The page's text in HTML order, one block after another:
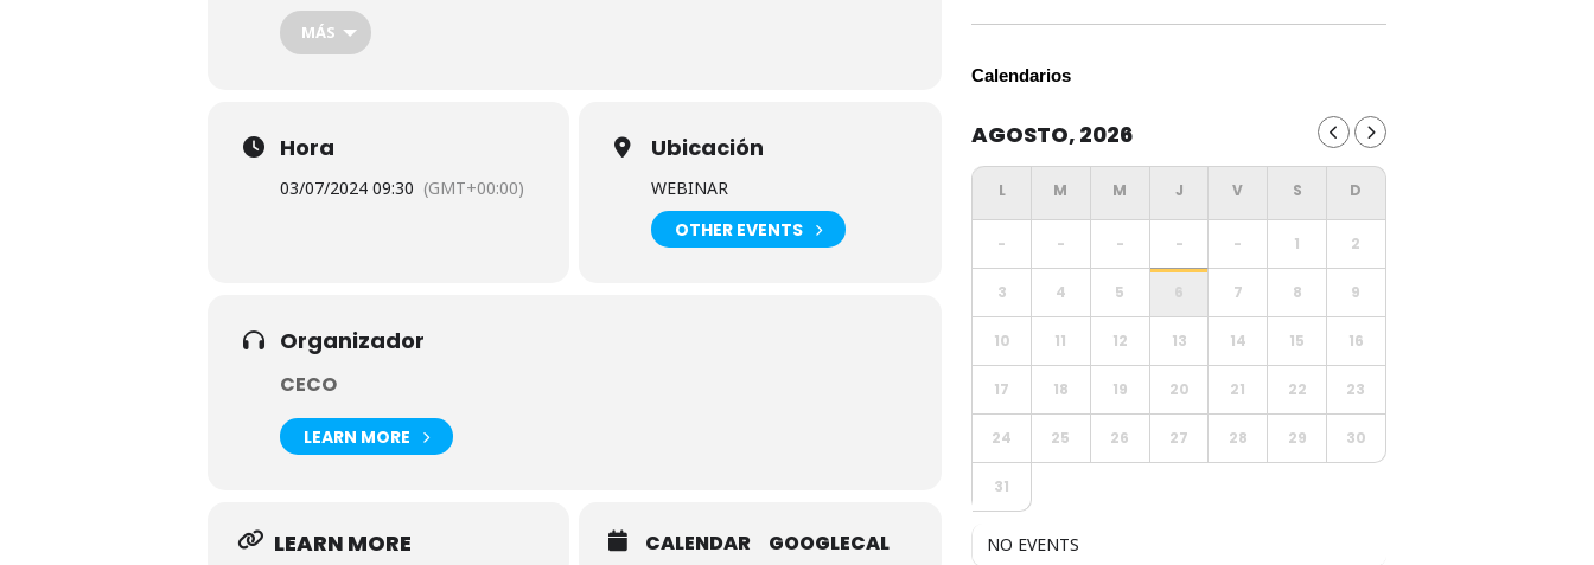
3. Crear y configurar visualizaciones.
4. Configurar el cuadro de mando.
MÁS
Hora
03/07/2024 09:30 (GMT+00:00)
Ubicación
WEBINAR
OTHER EVENTS
Organizador
CECO
LEARN MORE
LEARN MORE CALENDAR GOOGLECAL
Calendarios
AGOSTO, 2026
- - - - - 1 2
3 4 5 6 7 8 9
10 11 12 13 14 15 16
17 18 19 20 21 22 23
24 25 26 27 28 29 30
31
NO EVENTS